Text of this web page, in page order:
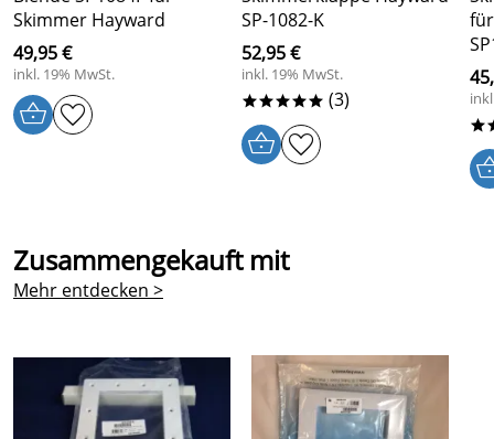
2-er Pack
Kaufdatum: 22.08.2023
Bewertungsdatum: 08.09.2023
Henry
*****
Verifizierte Bewertung
Passgenau und sehr schnelle Lieferung
Wolfgang
*****
Verifizierte Bewertung
Bewertungsdatum: 16.09.2019
Skimmer Hayward
49,95 €
inkl. 19% MwSt.
SP-1082-K
52,95 €
inkl. 19% MwSt.
***** (3)
Zusammengekauft mit
Mehr entdecken >